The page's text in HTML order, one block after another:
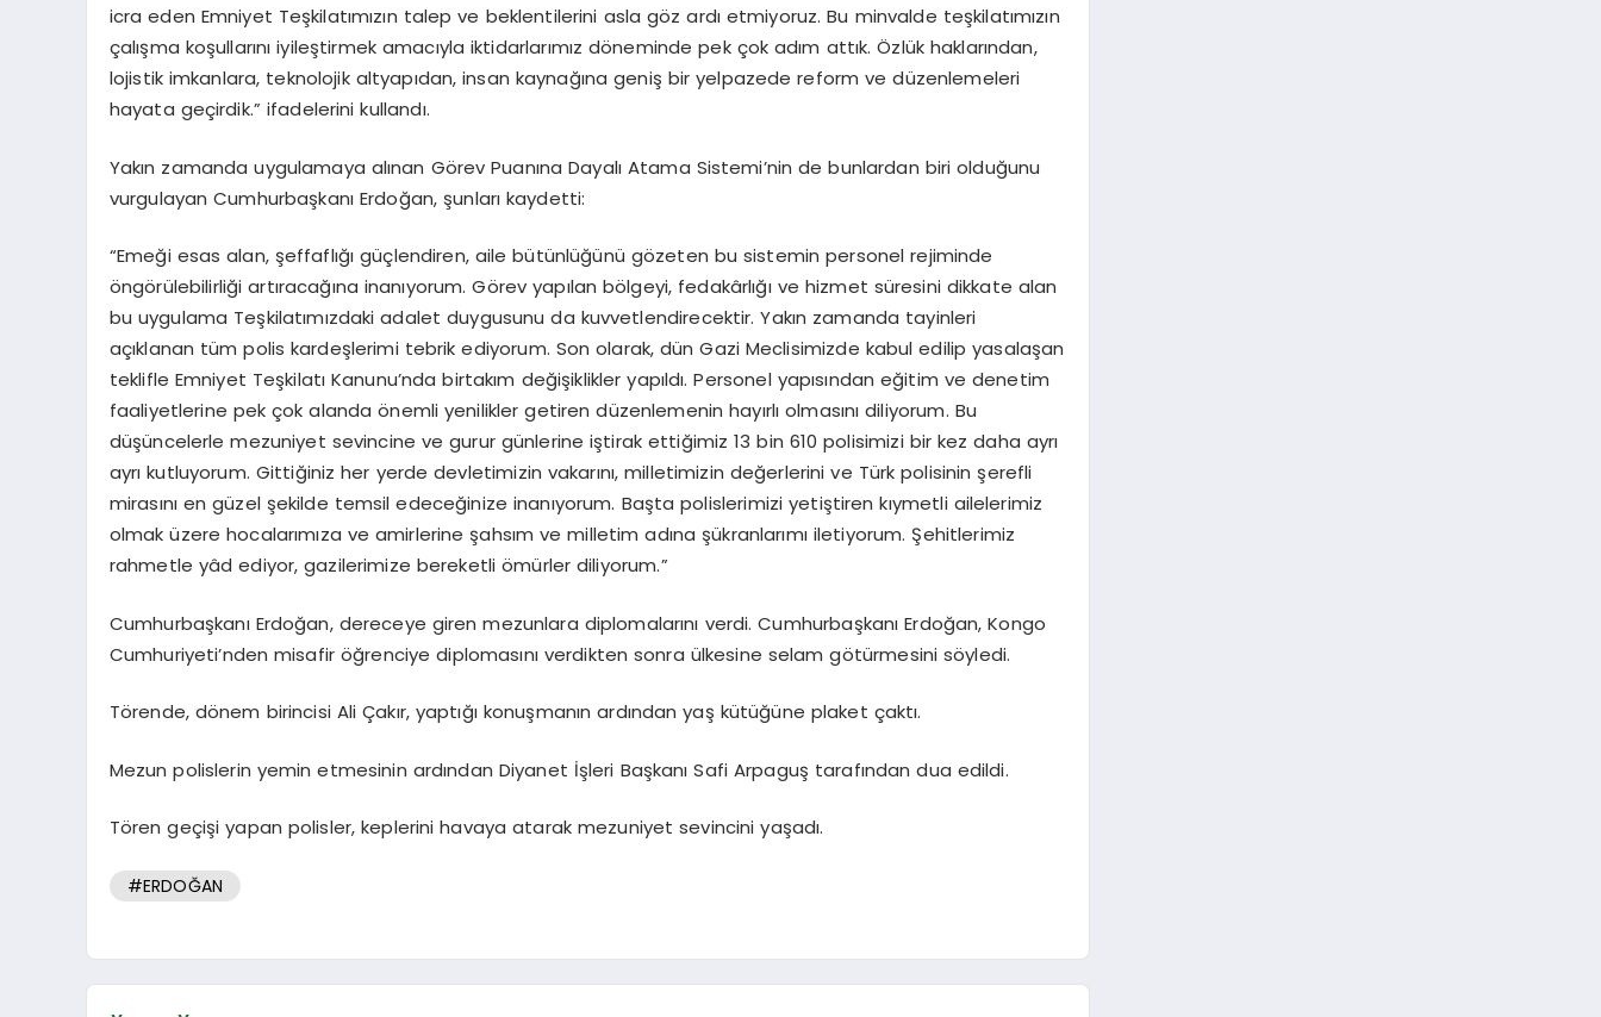
icra eden Emniyet Teşkilatımızın talep ve beklentilerini asla göz ardı etmiyoruz. Bu minvalde teşkilatımızın
çalışma koşullarını iyileştirmek amacıyla iktidarlarımız döneminde pek çok adım attık. Özlük haklarından,
lojistik imkanlara, teknolojik altyapıdan, insan kaynağına geniş bir yelpazede reform ve düzenlemeleri
hayata geçirdik.” ifadelerini kullandı.
Yakın zamanda uygulamaya alınan Görev Puanına Dayalı Atama Sistemi’nin de bunlardan biri olduğunu
vurgulayan Cumhurbaşkanı Erdoğan, şunları kaydetti:
“Emeği esas alan, şeffaflığı güçlendiren, aile bütünlüğünü gözeten bu sistemin personel rejiminde
öngörülebilirliği artıracağına inanıyorum. Görev yapılan bölgeyi, fedakârlığı ve hizmet süresini dikkate alan
bu uygulama Teşkilatımızdaki adalet duygusunu da kuvvetlendirecektir. Yakın zamanda tayinleri
açıklanan tüm polis kardeşlerimi tebrik ediyorum. Son olarak, dün Gazi Meclisimizde kabul edilip yasalaşan
teklifle Emniyet Teşkilatı Kanunu’nda birtakım değişiklikler yapıldı. Personel yapısından eğitim ve denetim
faaliyetlerine pek çok alanda önemli yenilikler getiren düzenlemenin hayırlı olmasını diliyorum. Bu
düşüncelerle mezuniyet sevincine ve gurur günlerine iştirak ettiğimiz 13 bin 610 polisimizi bir kez daha ayrı
ayrı kutluyorum. Gittiğiniz her yerde devletimizin vakarını, milletimizin değerlerini ve Türk polisinin şerefli
mirasını en güzel şekilde temsil edeceğinize inanıyorum. Başta polislerimizi yetiştiren kıymetli ailelerimiz
olmak üzere hocalarımıza ve amirlerine şahsım ve milletim adına şükranlarımı iletiyorum. Şehitlerimiz
rahmetle yâd ediyor, gazilerimize bereketli ömürler diliyorum.”
Cumhurbaşkanı Erdoğan, dereceye giren mezunlara diplomalarını verdi. Cumhurbaşkanı Erdoğan, Kongo
Cumhuriyeti’nden misafir öğrenciye diplomasını verdikten sonra ülkesine selam götürmesini söyledi.
Törende, dönem birincisi Ali Çakır, yaptığı konuşmanın ardından yaş kütüğüne plaket çaktı.
Mezun polislerin yemin etmesinin ardından Diyanet İşleri Başkanı Safi Arpaguş tarafından dua edildi.
Tören geçişi yapan polisler, keplerini havaya atarak mezuniyet sevincini yaşadı.
#ERDOĞAN